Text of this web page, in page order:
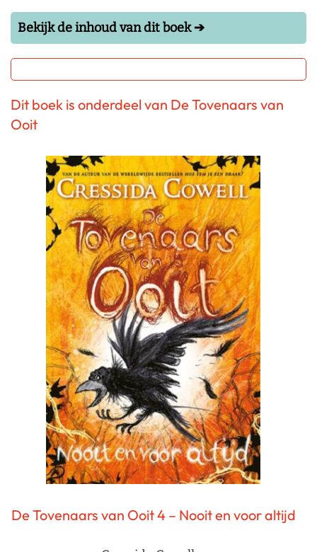
Bekijk de inhoud van dit boek ➔
Dit boek is onderdeel van De Tovenaars van
Ooit
De Tovenaars van Ooit 4 – Nooit en voor altijd